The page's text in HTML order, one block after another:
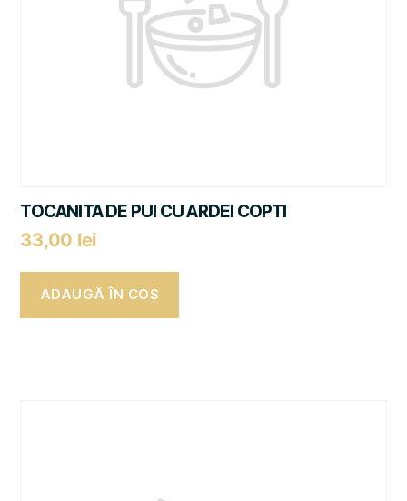
TOCANITA DE PUI CU ARDEI COPTI
33,00 lei
ADAUGĂ ÎN COȘ